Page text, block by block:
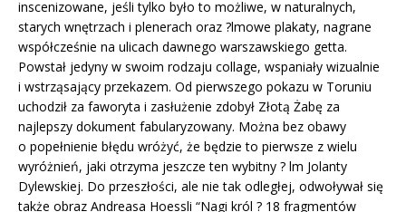
inscenizowane, jeśli tylko było to możliwe, w naturalnych,
starych wnętrzach i plenerach oraz ?lmowe plakaty, nagrane
współcześnie na ulicach dawnego warszawskiego getta.
Powstał jedyny w swoim rodzaju collage, wspaniały wizualnie
i wstrząsający przekazem. Od pierwszego pokazu w Toruniu
uchodził za faworyta i zasłużenie zdobył Złotą Żabę za
najlepszy dokument fabularyzowany. Można bez obawy
o popełnienie błędu wróżyć, że będzie to pierwsze z wielu
wyróżnień, jaki otrzyma jeszcze ten wybitny ? lm Jolanty
Dylewskiej. Do przeszłości, ale nie tak odległej, odwoływał się
także obraz Andreasa Hoessli “Nagi król ? 18 fragmentów